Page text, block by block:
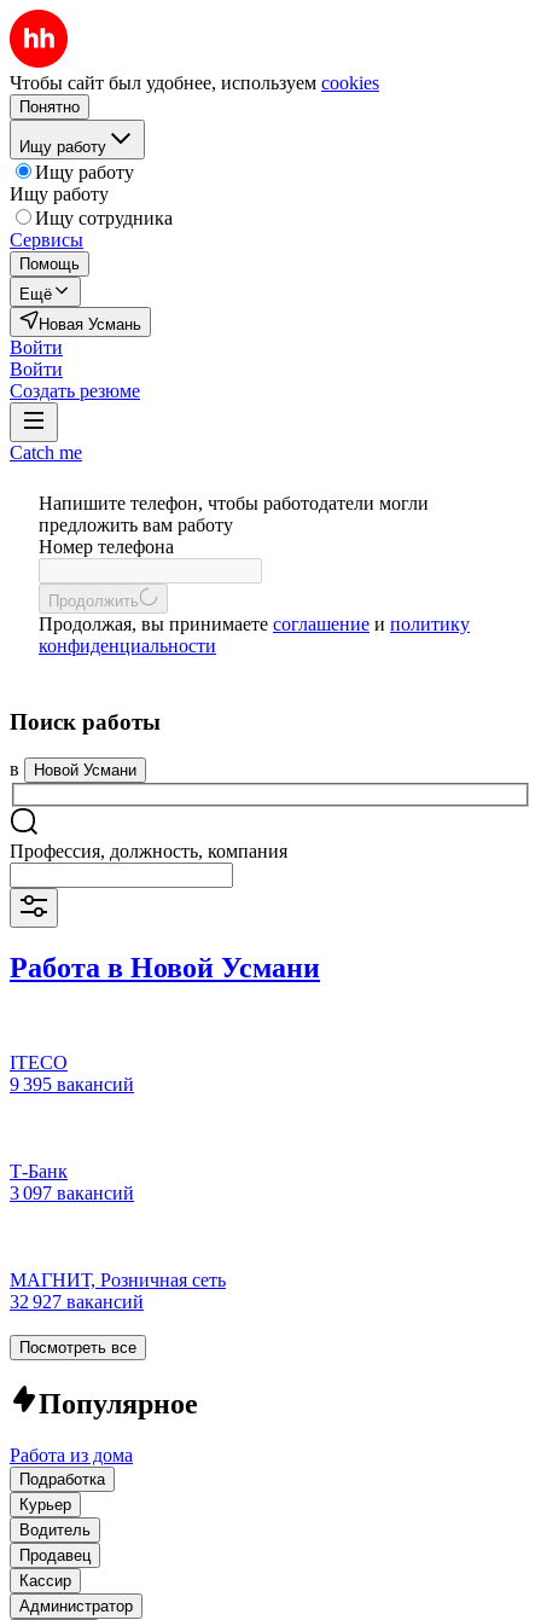
Чтобы сайт был удобнее, используем cookies
Понятно
Ищу работу
Ищу работу
Ищу работу
Ищу сотрудника
Сервисы
Помощь
Ещё
Новая Усмань
Войти
Войти
Создать резюме
Catch me
Напишите телефон, чтобы работодатели могли
предложить вам работу
Номер телефона
Продолжить
Продолжая, вы принимаете соглашение и политику
конфиденциальности
Поиск работы
в Новой Усмани
Профессия, должность, компания
Работа в Новой Усмани
ITECO
9 395 вакансий
Т-Банк
3 097 вакансий
МАГНИТ, Розничная сеть
32 927 вакансий
Посмотреть все
Популярное
Работа из дома
Подработка
Курьер
Водитель
Продавец
Кассир
Администратор